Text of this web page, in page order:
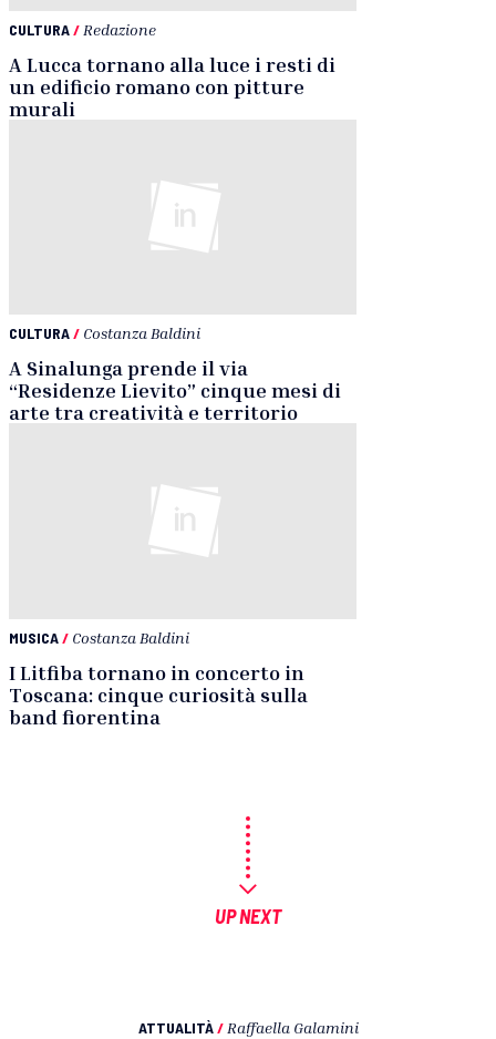
CULTURA/ Redazione
A Lucca tornano alla luce i resti di
un edificio romano con pitture
murali
CULTURA/ Costanza Baldini
A Sinalunga prende il via
“Residenze Lievito” cinque mesi di
arte tra creatività e territorio
MUSICA/ Costanza Baldini
I Litfiba tornano in concerto in
Toscana: cinque curiosità sulla
band fiorentina
UP NEXT
ATTUALITÀ / Raffaella Galamini